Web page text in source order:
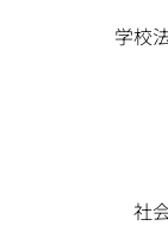
学校
社